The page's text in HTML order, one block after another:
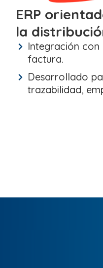
ERP
la
Integración
factura.
Desarrollado
trazabilidad,